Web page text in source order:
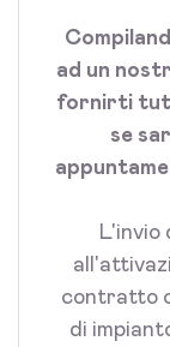
ad un
fornirti
se
L'invio
contratto
di